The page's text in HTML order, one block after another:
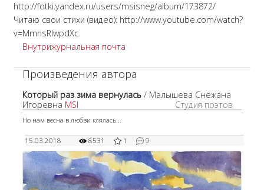
http://fotki.yandex.ru/users/msisneg/album/173872/
Читаю свои стихи (видео): http://www.youtube.com/watch?
v=MmnsRlwpdXc
Внутрижурнальная почта
Произведения автора
Который раз зима вернулась / Малышева Снежана
Игоревна MSI Студия поэтов
Но нам весна в любви клялась...
15.03.2018 8531 1 9